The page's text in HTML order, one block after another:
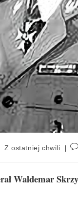
Z ostatniej chwili
Waldemar